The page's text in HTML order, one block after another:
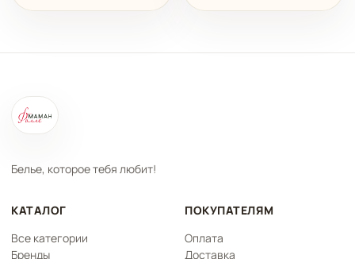
Белье, которое тебя любит!
КАТАЛОГ
Все категории
Бренды
ПОКУПАТЕЛЯМ
Оплата
Доставка